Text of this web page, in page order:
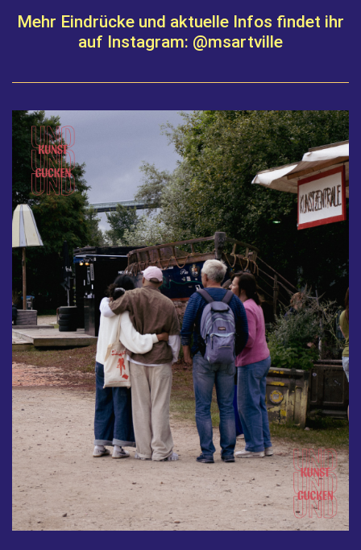
Mehr Eindrücke und aktuelle Infos findet ihr
auf Instagram: @msartville